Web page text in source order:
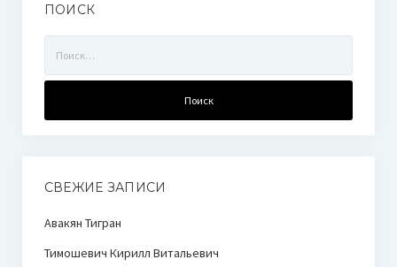
ПОИСК
СВЕЖИЕ ЗАПИСИ
Авакян Тигран
Тимошевич Кирилл Витальевич